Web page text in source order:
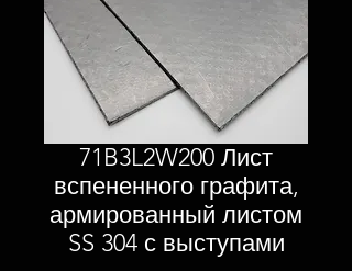
71B3L2W200 Лист
вспененного графита,
армированный листом
SS 304 с выступами